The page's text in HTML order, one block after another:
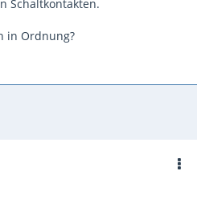
Schaltkontakten.
in Ordnung?